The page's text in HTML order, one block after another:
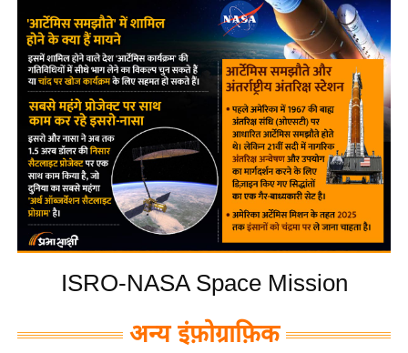
य
अं
त
र्रा
ष्ट्री
य
बि
ज़
ने
स
ज
ISRO-NASA Space Mission
अन्य इंफ़ोग्राफ़िक